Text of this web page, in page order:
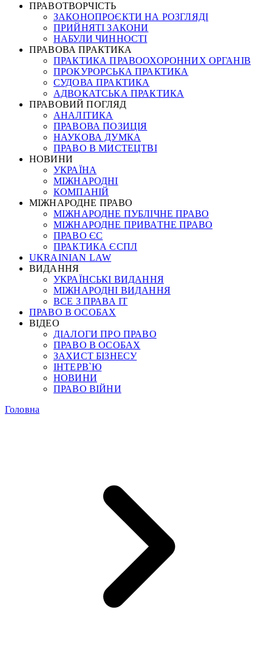
ПРАВОТВОРЧІСТЬ
ЗАКОНОПРОЄКТИ НА РОЗГЛЯДІ
ПРИЙНЯТІ ЗАКОНИ
НАБУЛИ ЧИННОСТІ
ПРАВОВА ПРАКТИКА
ПРАКТИКА ПРАВООХОРОННИХ ОРГАНІВ
ПРОКУРОРСЬКА ПРАКТИКА
СУДОВА ПРАКТИКА
АДВОКАТСЬКА ПРАКТИКА
ПРАВОВИЙ ПОГЛЯД
АНАЛІТИКА
ПРАВОВА ПОЗИЦІЯ
НАУКОВА ДУМКА
ПРАВО В МИСТЕЦТВІ
НОВИНИ
УКРАЇНА
МІЖНАРОДНІ
КОМПАНІЙ
МІЖНАРОДНЕ ПРАВО
МІЖНАРОДНЕ ПУБЛІЧНЕ ПРАВО
МІЖНАРОДНЕ ПРИВАТНЕ ПРАВО
ПРАВО ЄС
ПРАКТИКА ЄСПЛ
UKRAINIAN LAW
ВИДАННЯ
УКРАЇНСЬКІ ВИДАННЯ
МІЖНАРОДНІ ВИДАННЯ
ВСЕ З ПРАВА ІТ
ПРАВО В ОСОБАХ
ВІДЕО
ДІАЛОГИ ПРО ПРАВО
ПРАВО В ОСОБАХ
ЗАХИСТ БІЗНЕСУ
ІНТЕРВ`Ю
НОВИНИ
ПРАВО ВІЙНИ
Головна